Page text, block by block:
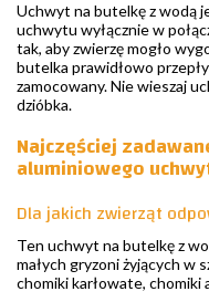
Uchwyt na butelkę z wodą
uchwytu wyłącznie w
tak, aby zwierzę mogło
butelka prawidłowo
zamocowany. Nie wieszaj
dzióbka.
Najczęściej
aluminiowego
Dla jakich zwierząt
Ten uchwyt na butelkę z
małych gryzoni żyjących w
chomiki karłowate, chomiki